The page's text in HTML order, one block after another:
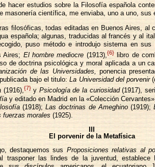
hacer estudios sobre la Filosofía española
masonería científica, me enviaba, uno a uno, sus
filosóficas, todas editadas en Buenos Aires, al
española; algunas, traducidas al francés y al
puso método e introdujo sistema en
Aires; El hombre mediocre (1913),{6}libro de
de doctrina psicológica y moral aplicada a un
de las Universidades, ponencia
bajo el titulo:La Universidad del porvenir
(1916),{7}y Psicología de la curiosidad(1917),
y editado en Madrid en la «Colección
(1918);Las doctrinas de Ameghino(1919);
fuerzas morales (1925).
El porvenir de la Metafísica
destaquemos sus Proposiciones relativas al
trasponer las lindes de la juventud,